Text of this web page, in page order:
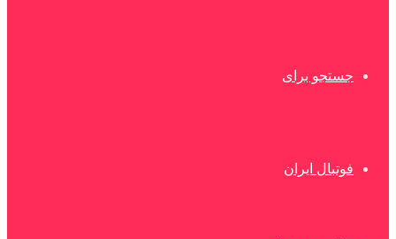
جستجو برای
فوتبال ایران